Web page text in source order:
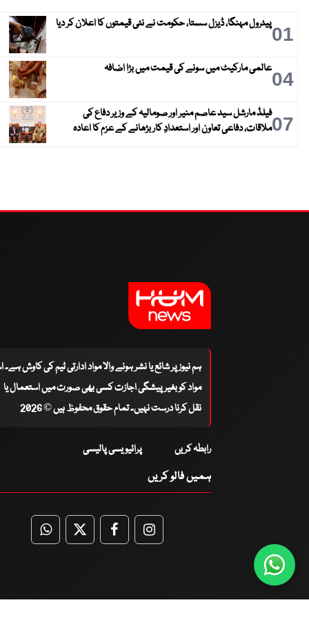
01پیٹرول مہنگا، ڈیزل سستا، حکومت نے نئی قیمتوں کا اعلان کر دیا
04عالمی مارکیٹ میں سونے کی قیمت میں بڑا اضافہ
07فیلڈ مارشل سید عاصم منیر اور صومالیہ کے وزیر دفاع کی
ملاقات، دفاعی تعاون اور استعدادِ کار بڑھانے کے عزم کا اعادہ
ہم نیوز پر شائع یا نشر ہونے والا مواد ادارتی ٹیم کی کاوش
مواد کو بغیر پیشگی اجازت کسی بھی صورت میں استعمال یا
نقل کرنا درست نہیں۔ تمام حقوق محفوظ ہیں © 2026
رابطہ کریں پرائیویسی پالیسی
ہمیں فالو کریں
WhatsApp
TwitterFacebookFacebook